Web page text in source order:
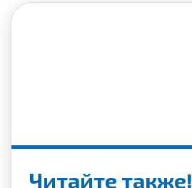
Читайте также!